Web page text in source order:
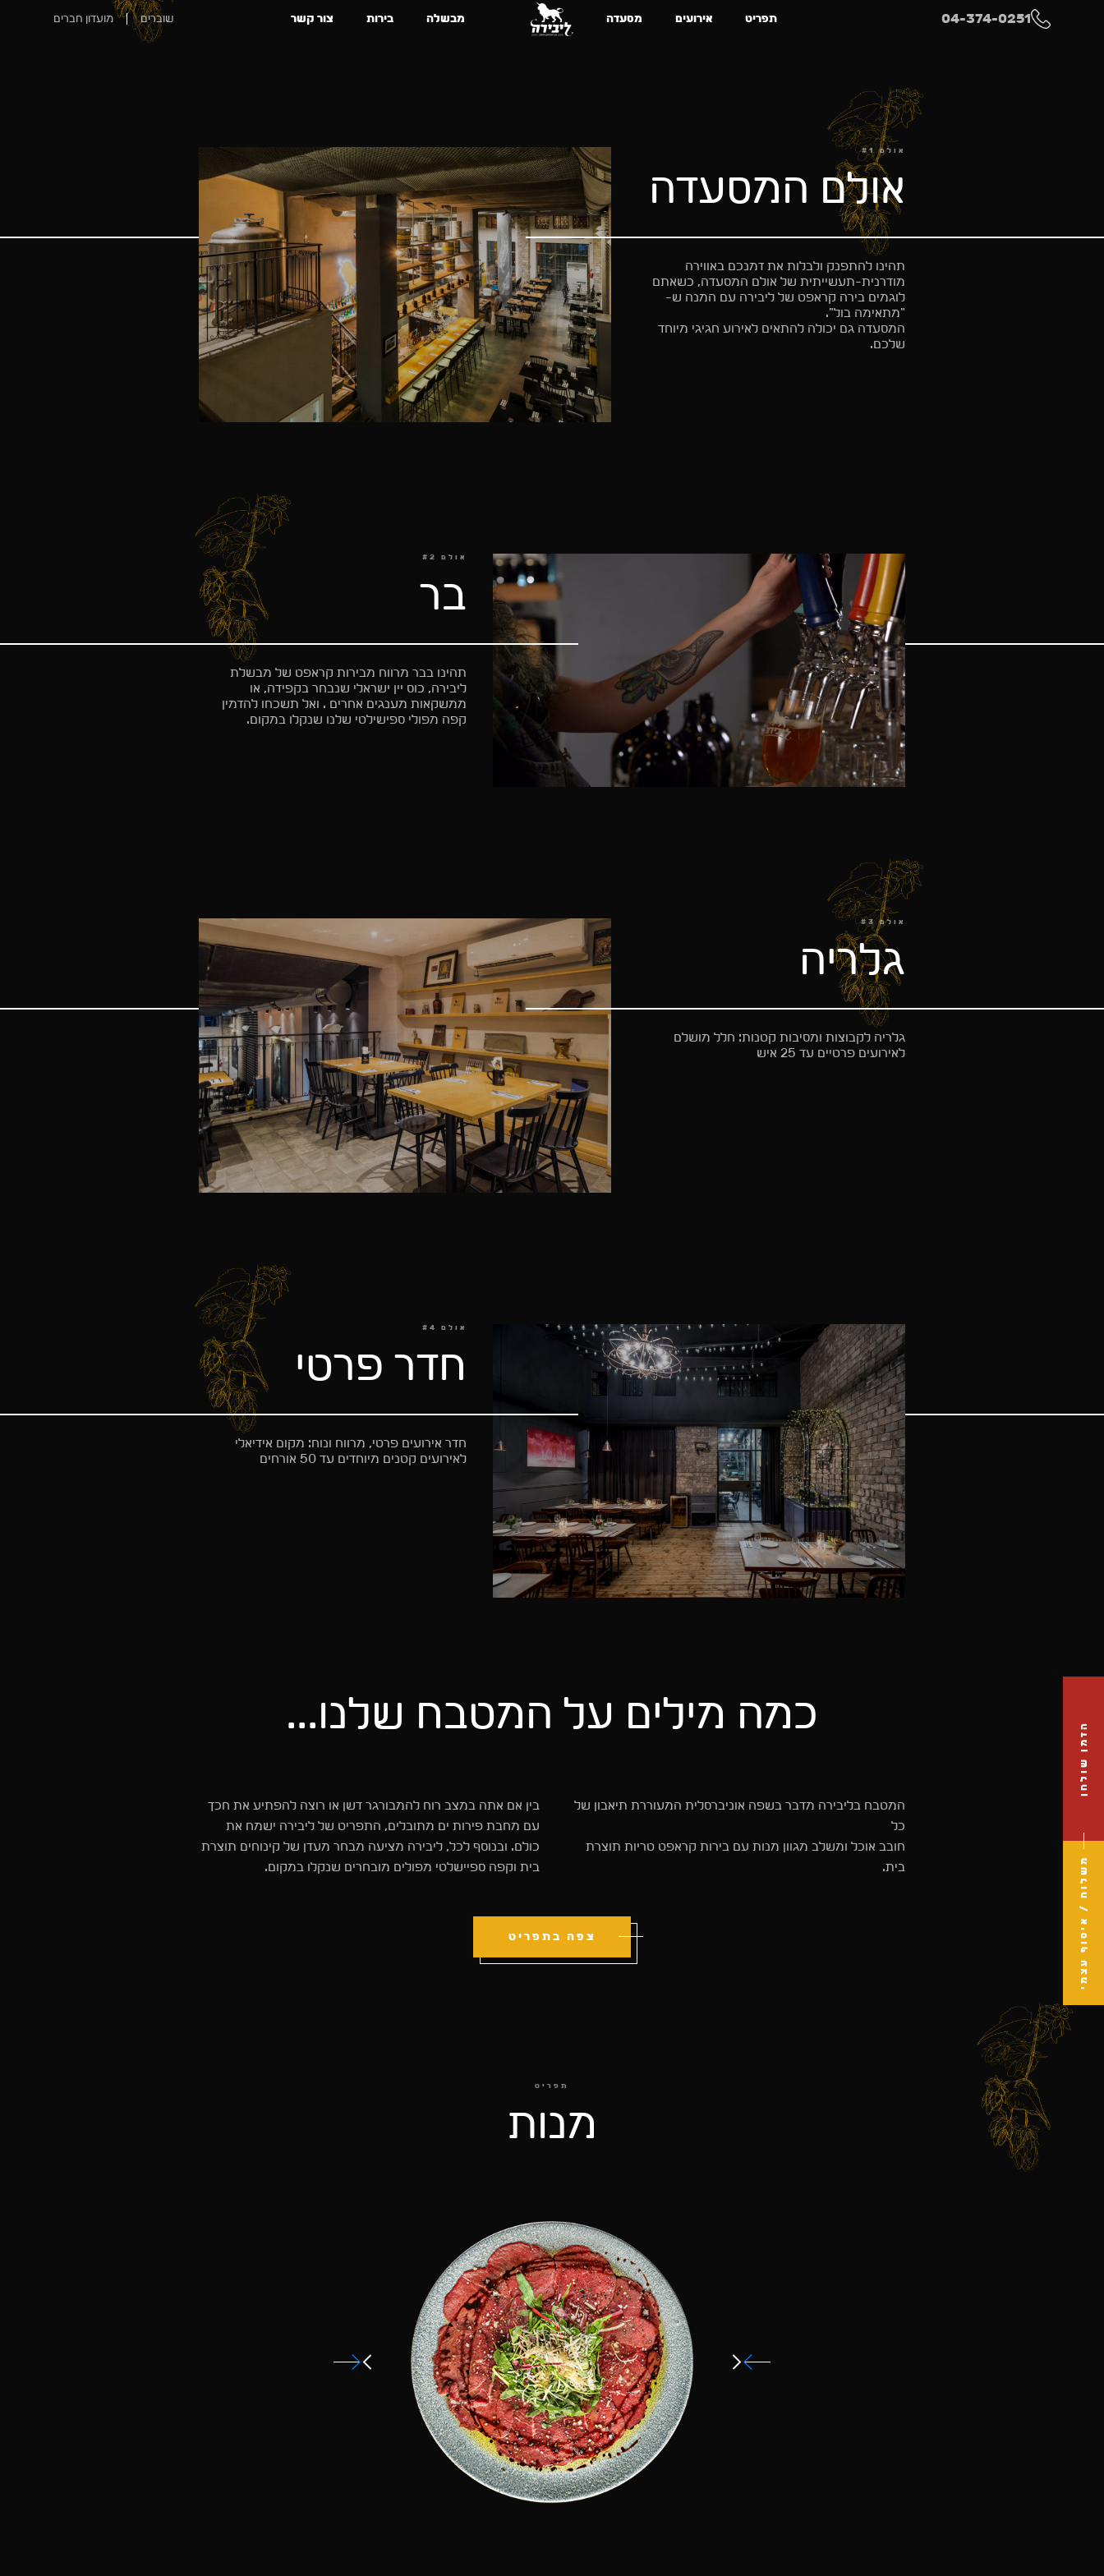
04-374-0251 תפריט אירועים מסעדה מבשלה בירות צור קשר מועדון חברים שוברים
כמה מילים על המטבח שלנו...
המטבח בליבירה מדבר בשפה אוניברסלית המעוררת תיאבון של
כל
חובב אוכל ומשלב מגוון מנות עם בירות קראפט טריות תוצרת
בית.
בין אם אתה במצב רוח להמבורגר דשן או רוצה להפתיע את חכך
עם מחבת פירות ים מתובלים, התפריט של ליבירה ישמח את
כולם. ובנוסף לכל, ליבירה מציעה מבחר מעדן של קינוחים תוצרת
בית וקפה ספיישלטי מפולים מובחרים שנקלו במקום.
צפה בתפריט
אולם #1
אולם המסעדה
תהינו להתפנק ולבלות את זמנכם באווירה
מודרנית-תעשייתית של אולם המסעדה, כשאתם
לוגמים בירה קראפט של ליבירה עם המנה ש-
"מתאימה בול".
המסעדה גם יכולה להתאים לאירוע חגיגי מיוחד
שלכם.
אולם #2
בר
תהינו בבר מרווח מבירות קראפט של מבשלת
ליבירה, כוס יין ישראלי שנבחר בקפידה, או
ממשקאות מענגים אחרים . ואל תשכחו להזמין
קפה מפולי ספישילטי שלנו שנקלו במקום.
אולם #3
גלריה
גלריה לקבוצות ומסיבות קטנות: חלל מושלם
לאירועים פרטיים עד 25 איש
אולם #4
חדר פרטי
חדר אירועים פרטי, מרווח ונוח: מקום אידיאלי
לאירועים קטנים מיוחדים עד 50 אורחים
תפריט
מנות
הזמן שולחן
משלוח / איסוף עצמי